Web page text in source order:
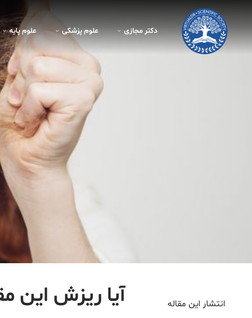
دکتر مجازی علوم پزشکی علوم پايه
انتشار این مقاله آیا ریزش این